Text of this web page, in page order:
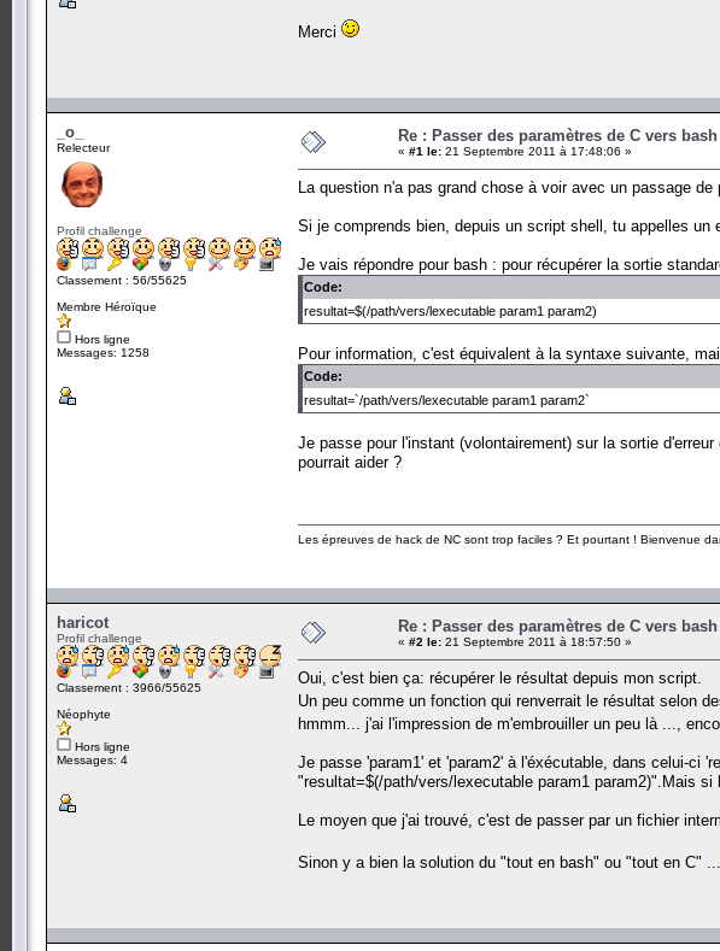
Merci
_o_
Relecteur
Profil challenge
Classement : 56/55625
Membre Héroïque
Hors ligne
Messages: 1258
Re : Passer des paramètres de C vers bash
« #1 le: 21 Septembre 2011 à 17:48:06 »
La question n'a pas grand chose à voir avec un passage de
Si je comprends bien, depuis un script shell, tu appelles
Je vais répondre pour bash : pour récupérer la sortie
Code:
resultat=$(/path/vers/lexecutable param1 param2)
Pour information, c'est équivalent à la syntaxe suivante,
Code:
resultat=`/path/vers/lexecutable param1 param2`
Je passe pour l'instant (volontairement) sur la sortie
pourrait aider ?
Les épreuves de hack de NC sont trop faciles ? Et pourtant ! Bienvenue
haricot
Profil challenge
Classement : 3966/55625
Néophyte
Hors ligne
Messages: 4
Re : Passer des paramètres de C vers bash
« #2 le: 21 Septembre 2011 à 18:57:50 »
Oui, c'est bien ça: récupérer le résultat depuis mon script.
Un peu comme un fonction qui renverrait le résultat selon
hmmm... j'ai l'impression de m'embrouiller un peu là ...,
Je passe 'param1' et 'param2' à l'éxécutable, dans celui-ci
"resultat=$(/path/vers/lexecutable param1 param2)".Mais
Le moyen que j'ai trouvé, c'est de passer par un fichier
Sinon y a bien la solution du "tout en bash" ou "tout en C" ...